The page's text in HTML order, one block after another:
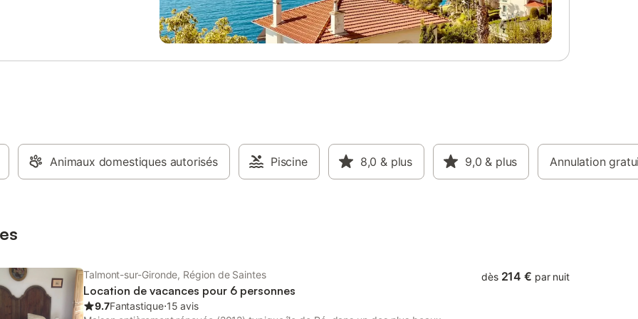
Animaux domestiques autorisés Piscine 8,0 & plus 9,0 & plus Annulation
Talmont-sur-Gironde, Région de Saintes
Location de vacances pour 6 personnes
9.7Fantastique⋅15 avis
dès 214 € par nuit